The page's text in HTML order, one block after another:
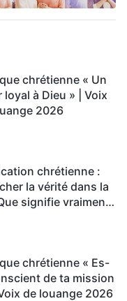
chrétienne « Un
à Dieu » | Voix
2026
chrétienne :
la vérité dans la
signifie vraiment
chrétienne « Es-
de ta mission
de louange 2026